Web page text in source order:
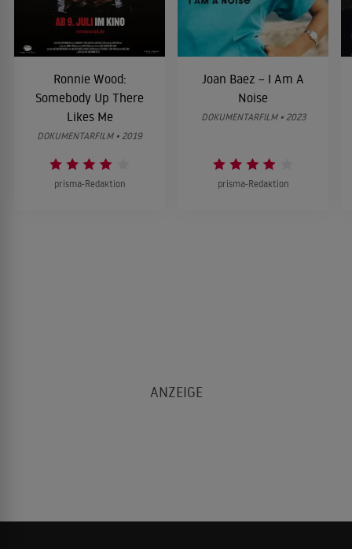
Ronnie Wood:
Somebody Up There
Likes Me
DOKUMENTARFILM • 2019
prisma-Redaktion
Joan Baez – I Am A
Noise
DOKUMENTARFILM • 2023
prisma-Redaktion